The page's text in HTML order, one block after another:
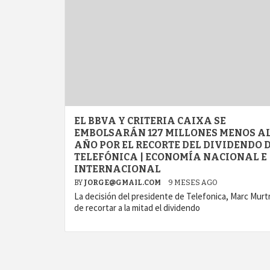
EL BBVA Y CRITERIA CAIXA SE
EMBOLSARÁN 127 MILLONES MENOS
AÑO POR EL RECORTE DEL DIVIDENDO
TELEFÓNICA | ECONOMÍA NACIONAL E
INTERNACIONAL
BY JORGE@GMAIL.COM 9 MESES AGO
La decisión del presidente de Telefonica, Marc
de recortar a la mitad el dividendo